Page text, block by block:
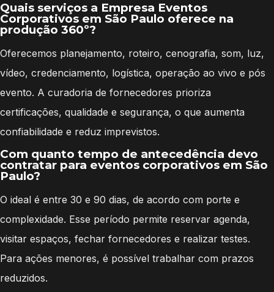
Quais serviços a Empresa Eventos
Corporativos em São Paulo oferece na
produção 360º?
Oferecemos planejamento, roteiro, cenografia, som, luz,
vídeo, credenciamento, logística, operação ao vivo e pós
evento. A curadoria de fornecedores prioriza
certificações, qualidade e segurança, o que aumenta
confiabilidade e reduz imprevistos.
Com quanto tempo de antecedência devo
contratar para eventos corporativos em São
Paulo?
O ideal é entre 30 e 90 dias, de acordo com porte e
complexidade. Esse período permite reservar agenda,
visitar espaços, fechar fornecedores e realizar testes.
Para ações menores, é possível trabalhar com prazos
reduzidos.